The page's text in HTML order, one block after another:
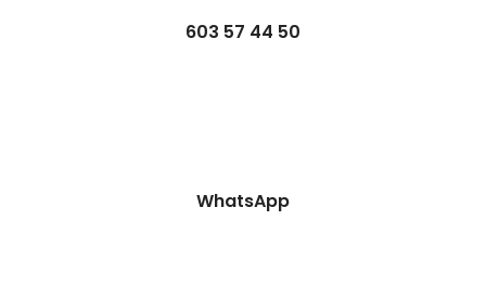
603 57 44 50
WhatsApp